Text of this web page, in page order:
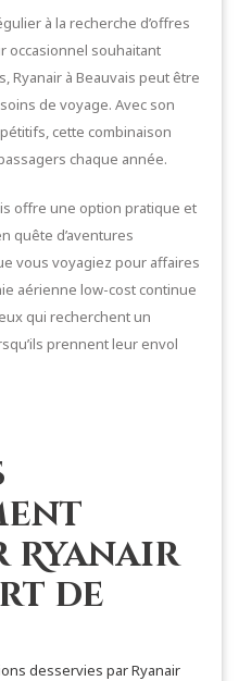
à la recherche d’offres
occasionnel souhaitant
Ryanair à Beauvais peut être
de voyage. Avec son
cette combinaison
chaque année.
offre une option pratique et
quête d’aventures
vous voyagiez pour affaires
aérienne low-cost continue
qui recherchent un
prennent leur envol
Ryanair
de
desservies par Ryanair